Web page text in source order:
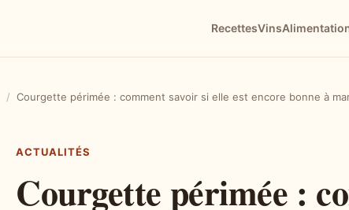
RecettesVins
/ Courgette périmée : comment savoir si elle est encore bonne à
ACTUALITÉS
Courgette périmée :